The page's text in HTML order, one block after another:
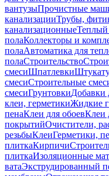
вантузыПрочистные
канализацииТрубы,
канализационныеТеплый
полаКоллекторы и
полаАвтоматика для
полаСтроительство
смесиШпатлевки
смесиСтроительные
смесиГрунтовкиДобавки
клеи, герметикиЖидкие
пенаКлеи для обоевКлеи
покрытийОчистители,
резьбыКлеиГерметики,
плиткаКирпичи
плиткаИзоляционные
ватаЭкструдированный